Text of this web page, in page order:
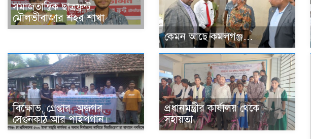
সমাজতান্ত্রিক ছাত্রফ্রন্ট
মৌলভীবাজার শহর শাখা
কেমন আছে কমলগঞ্জ…
বিক্ষোভ, গ্রেপ্তার, অজগর,
সেগুনকাঠ আর পাইপগান।
প্রধানমন্ত্রীর কার্যালয় থেকে
সহায়তা